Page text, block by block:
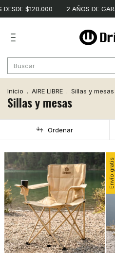
$120.000 2 AÑOS DE GARANTÍA
Inicio . AIRE LIBRE . Sillas y mesas
Sillas y mesas
Ordenar
Envío gratis